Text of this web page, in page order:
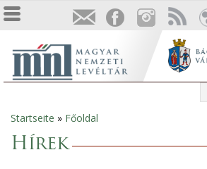
Sie
sind
Startseite » Főoldal
Hírek